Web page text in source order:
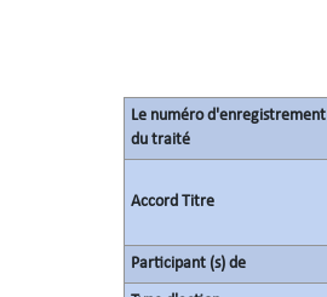
Le numéro d'enregistrement
du traité
Accord Titre
Participant (s) de